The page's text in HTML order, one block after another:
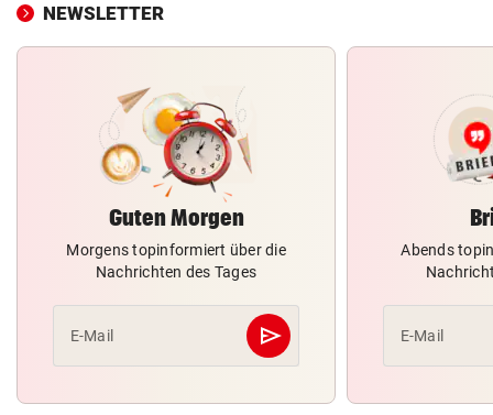
NEWSLETTER
Guten Morgen
Morgens topinformiert über die
Nachrichten des Tages
E-Mail send
Abschicken
Abends
E-Mail